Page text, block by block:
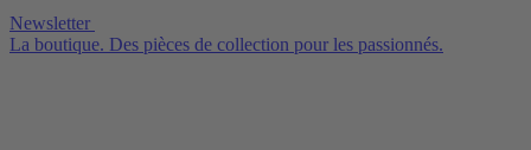
Newsletter
La boutique. Des pièces de collection pour les passionnés.